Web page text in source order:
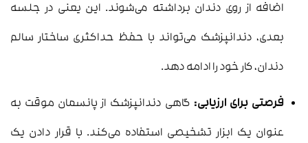
اضافه از روی دندان برداشته می‌شوند. این یعنی در جلسه
بعدی، دندانپزشک می‌تواند با حفظ حداکثری ساختار سالم
دندان، کار خود را ادامه دهد.
فرصتی برای ارزیابی: گاهی دندانپزشک از پانسمان موقت به
عنوان یک ابزار تشخیصی استفاده می‌کند. با قرار دادن یک